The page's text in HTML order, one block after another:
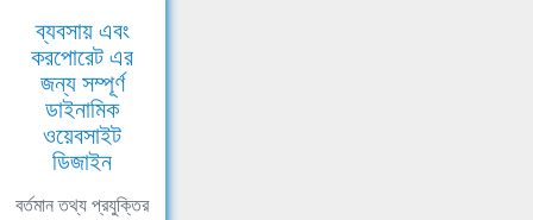
ব্যবসায় এবং
করপোরেট এর
জন্য সম্পূর্ণ
ডাইনামিক
ওয়েবসাইট
ডিজাইন
বর্তমান তথ্য প্রযুক্তির